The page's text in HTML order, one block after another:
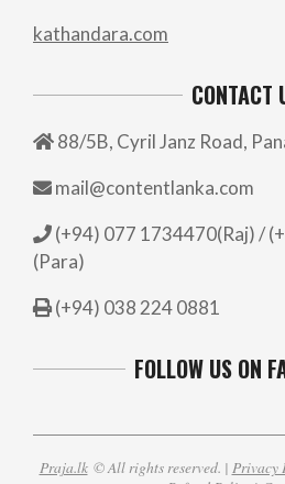
kathandara.com
CONTACT
88/5B, Cyril Janz Road,
mail@contentlanka.com
(+94) 077 1734470(Raj) /
(Para)
(+94) 038 224 0881
FOLLOW US ON
Praja.lk© All rights reserved. | Privacy